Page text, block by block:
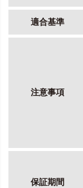
適合基準
注意事項
保証期間